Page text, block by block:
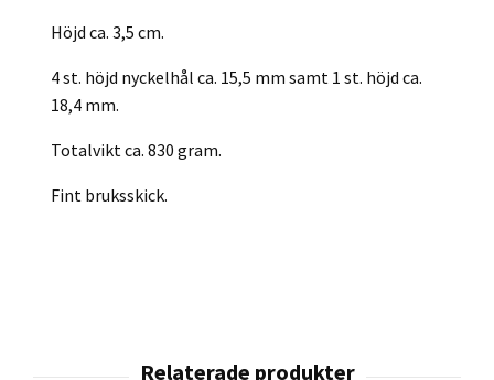
Höjd ca. 3,5 cm.
4 st. höjd nyckelhål ca. 15,5 mm samt 1 st. höjd ca.
18,4 mm.
Totalvikt ca. 830 gram.
Fint bruksskick.